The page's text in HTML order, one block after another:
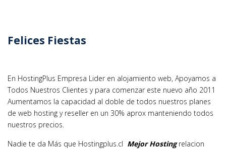
Felices Fiestas
En HostingPlus Empresa Lider en alojamiento web, Apoyamos a
Todos Nuestros Clientes y para comenzar este nuevo año 2011
Aumentamos la capacidad al doble de todos nuestros planes
de web hosting y reseller en un 30% aprox manteniendo todos
nuestros precios.
Nadie te da Más que Hostingplus.cl Mejor Hostingrelacion